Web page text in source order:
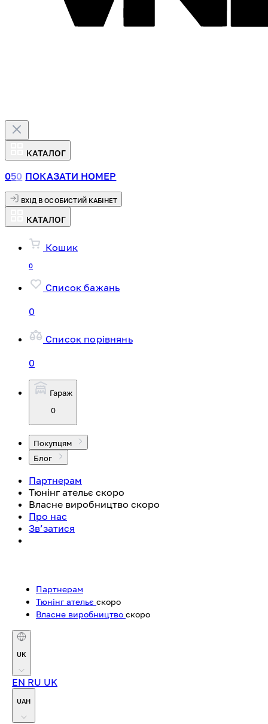
КАТАЛОГ
050 ПОКАЗАТИ НОМЕР
ВХІД В ОСОБИСТИЙ КАБІНЕТ
КАТАЛОГ
Кошик
0
Список бажань
0
Список порівнянь
0
Гараж
0
Покупцям
Блог
Партнерам
Тюнінг ательє скоро
Власне виробництво скоро
Про нас
Зв’затися
Партнерам
Тюнінг ательє скоро
Власне виробництво скоро
UK
EN RU UK
UAH